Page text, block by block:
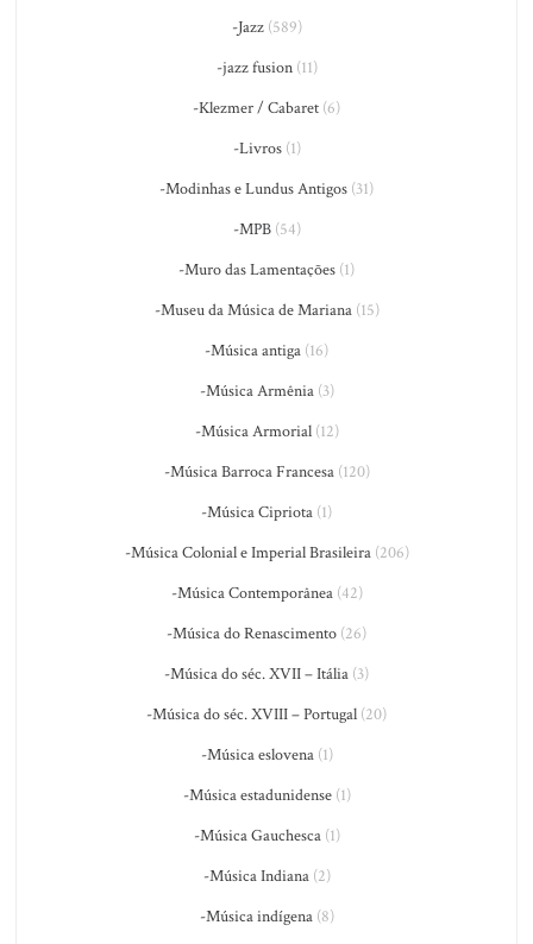
-Jazz(589)
-jazz fusion(11)
-Klezmer / Cabaret (6)
-Livros(1)
-Modinhas e Lundus Antigos (31)
-MPB(54)
-Muro das Lamentações (1)
-Museu da Música de Mariana(15)
-Música antiga (16)
-Música Armênia(3)
-Música Armorial(12)
-Música Barroca Francesa(120)
-Música Cipriota (1)
-Música Colonial e Imperial Brasileira(206)
-Música Contemporânea(42)
-Música do Renascimento (26)
-Música do séc. XVII – Itália (3)
-Música do séc. XVIII – Portugal (20)
-Música eslovena(1)
-Música estadunidense(1)
-Música Gauchesca(1)
-Música Indiana(2)
-Música indígena(8)